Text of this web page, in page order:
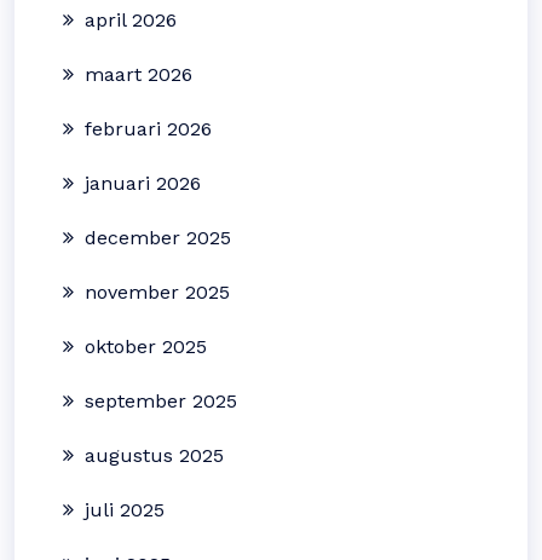
april 2026
maart 2026
februari 2026
januari 2026
december 2025
november 2025
oktober 2025
september 2025
augustus 2025
juli 2025